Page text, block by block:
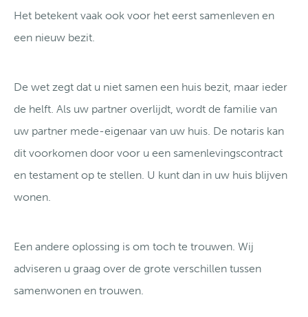
Het betekent vaak ook voor het eerst samenleven en
een nieuw bezit.
De wet zegt dat u niet samen een huis bezit, maar ieder
de helft. Als uw partner overlijdt, wordt de familie van
uw partner mede-eigenaar van uw huis. De notaris kan
dit voorkomen door voor u een samenlevingscontract
en testament op te stellen. U kunt dan in uw huis blijven
wonen.
Een andere oplossing is om toch te trouwen. Wij
adviseren u graag over de grote verschillen tussen
samenwonen en trouwen.